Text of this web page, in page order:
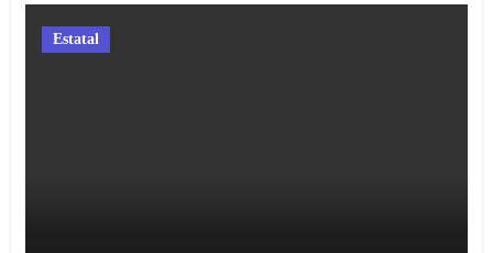
Estatal